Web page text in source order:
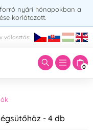
nyári hónapokban a
korlátozott.
választás:
0
- 4 db